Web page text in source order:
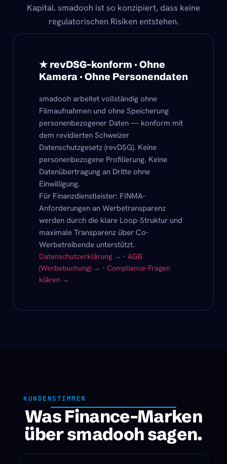
Kapital. smadooh ist so konzipiert, dass keine
regulatorischen Risiken entstehen.
★ revDSG-konform · Ohne
Kamera · Ohne Personendaten
smadooh arbeitet vollständig ohne
Filmaufnahmen und ohne Speicherung
personenbezogener Daten — konform mit
dem revidierten Schweizer
Datenschutzgesetz (revDSG). Keine
personenbezogene Profilierung. Keine
Datenübertragung an Dritte ohne
Einwilligung.
Für Finanzdienstleister: FINMA-
Anforderungen an Werbetransparenz
werden durch die klare Loop-Struktur und
maximale Transparenz über Co-
Werbetreibende unterstützt.
Datenschutzerklärung → · AGB
(Werbebuchung) → · Compliance-Fragen
klären →
KUNDENSTIMMEN
Was Finance-Marken
über smadooh sagen.